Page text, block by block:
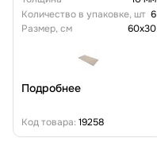
Количество в упаковке, шт 6
Размер, см
60x30
Подробнее
Код товара: 19258